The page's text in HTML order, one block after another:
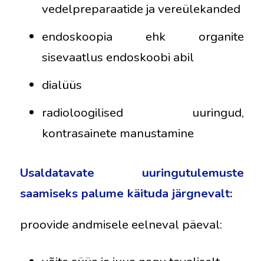
vedelpreparaatide ja vereülekanded
endoskoopia ehk organite
sisevaatlus endoskoobi abil
dialüüs
radioloogilised uuringud,
kontrasainete manustamine
Usaldatavate uuringutulemuste
saamiseks palume käituda järgnevalt:
proovide andmisele eelneval päeval: